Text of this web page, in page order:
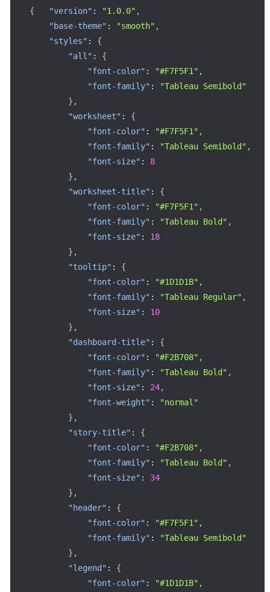
{ "version" : "1.0.0" ,
"base-theme" : "smooth" ,
"styles" :
{
"all" :
{
"font-color" : "#F7F5F1" ,
"font-family" :
"Tableau Semibold"
} ,
"worksheet" :
{
"font-color" : "#F7F5F1" ,
"font-family" : "Tableau Semibold" ,
"font-size" :
8
} ,
"worksheet-title" :
{
"font-color" : "#F7F5F1" ,
"font-family" : "Tableau Bold" ,
"font-size" :
18
} ,
"tooltip" :
{
"font-color" : "#1D1D1B" ,
"font-family" : "Tableau Regular" ,
"font-size" :
10
} ,
"dashboard-title" :
{
"font-color" : "#F2B708" ,
"font-family" : "Tableau Bold" ,
"font-size" : 24,
"font-weight" :
"normal"
} ,
"story-title" :
{
"font-color" : "#F2B708" ,
"font-family" : "Tableau Bold" ,
"font-size" :
34
} ,
"header" :
{
"font-color" : "#F7F5F1" ,
"font-family" :
"Tableau Semibold"
} ,
"legend" :
{
"font-color" : "#1D1D1B" ,